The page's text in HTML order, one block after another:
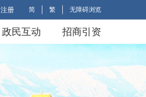
简 繁 无障碍浏览
注册
政民互动 招商引资